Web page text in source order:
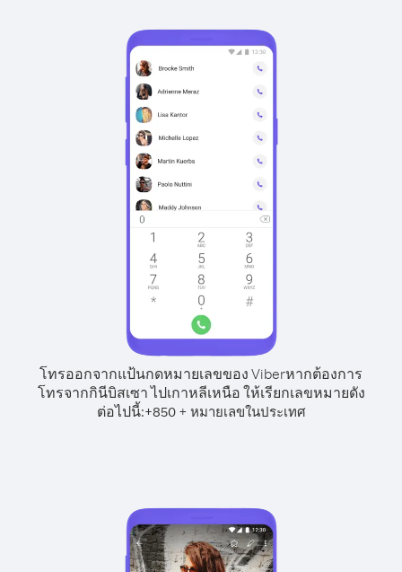
โทรออกจากแป้นกดหมายเลขของ Viberหากต้องการ
โทรจากกินีบิสเซา ไปเกาหลีเหนือ ให้เรียกเลขหมายดัง
ต่อไปนี้:+850+ หมายเลขในประเทศ